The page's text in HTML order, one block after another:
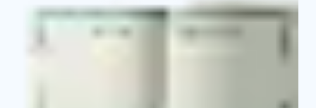
Удостоверение о повышении квалификации
Выписка из протокола об аттестации согласно